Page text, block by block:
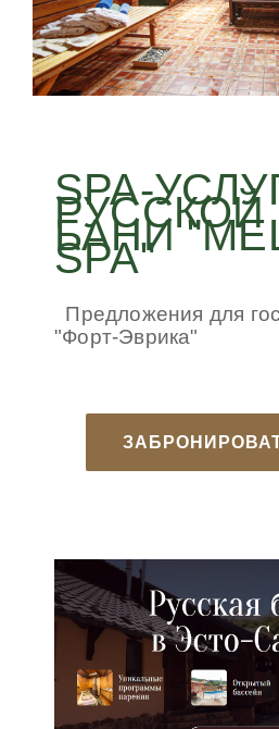
SPA-
РУССКОЙ
БАНИ
SPA"
Предложения для
"Форт-Эврика"